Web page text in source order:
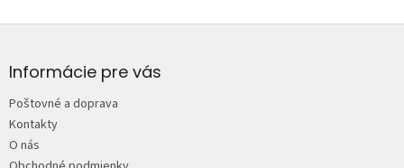
p
e
Informácie pre vás
Poštovné a doprava
Kontakty
O nás